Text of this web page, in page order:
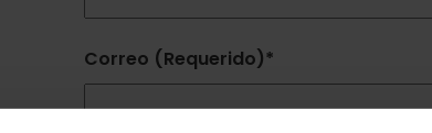
Correo (Requerido)*